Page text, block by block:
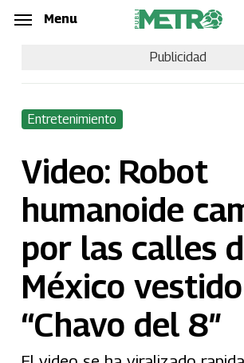
Skip
content
Menu
Publicidad
Entretenimiento
Video: Robot
humanoide
por las calles
México
“Chavo del 8″
Menu